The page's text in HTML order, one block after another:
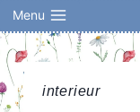
Menu
interieur